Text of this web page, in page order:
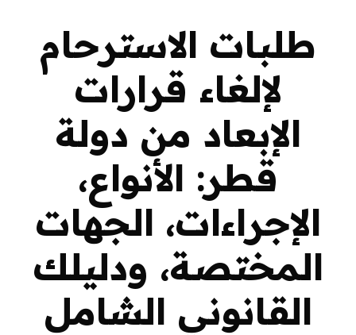
طلبات الاسترحام
لإلغاء قرارات
الإبعاد من دولة
قطر: الأنواع،
الإجراءات، الجهات
المختصة، ودليلك
القانوني الشامل